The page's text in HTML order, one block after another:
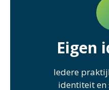
Eigen
Iedere
identiteit en